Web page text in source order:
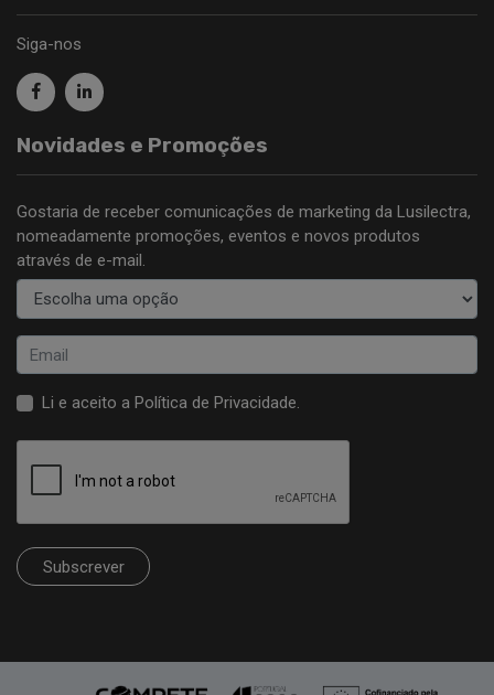
Siga-nos
Novidades e Promoções
Gostaria de receber comunicações de marketing da Lusilectra,
nomeadamente promoções, eventos e novos produtos
através de e-mail.
Li e aceito a Política de Privacidade.
Subscrever